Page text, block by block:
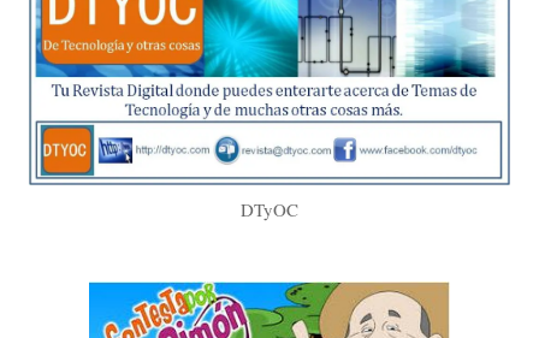
DTyOC